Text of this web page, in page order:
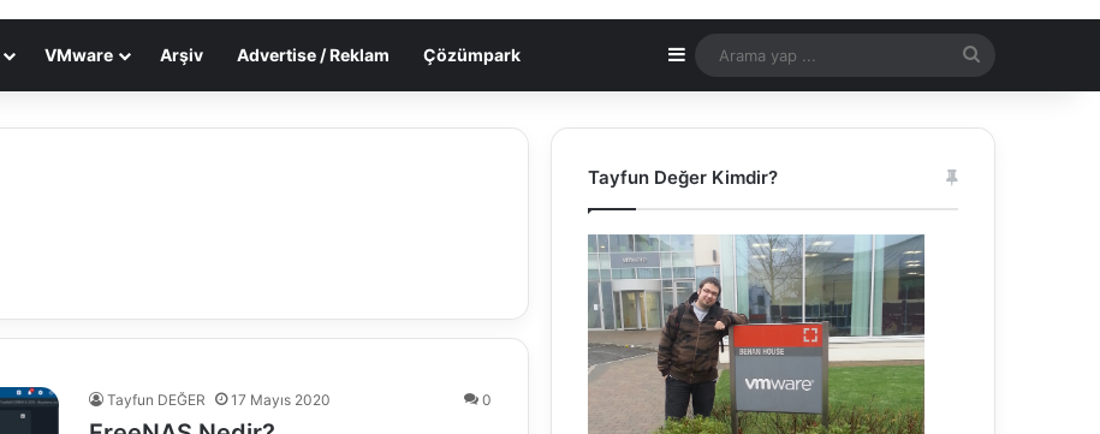
VMware Arşiv Advertise / Reklam Çözümpark Kenar Bölmesi
yap
Tayfun DEĞER 17 Mayıs 2020 0
Tayfun Değer Kimdir?